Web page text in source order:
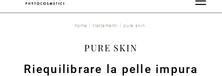
home trattamenti pure skin
PURE SKIN
Riequilibrare la pelle impura